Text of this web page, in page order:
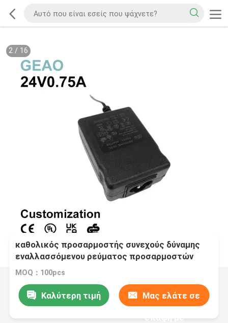
2/ 16
καθολικός προσαρμοστής συνεχούς δύναμης
εναλλασσόμενου ρεύματος προσαρμοστών
18W δύναμης υπολογιστών γραφείου 24V 0.75A
MOQ：100pcs
Καλύτερη τιμή Μας ελάτε σε
επαφή με